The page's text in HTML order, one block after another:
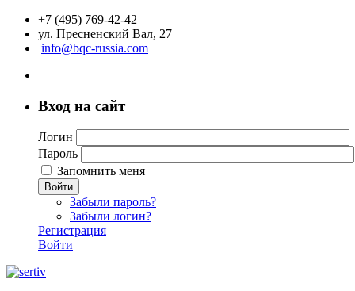
+7 (495) 769-42-42
ул. Пресненский Вал, 27
info@bqc-russia.com
Вход на сайт
Логин
Пароль
Запомнить меня
Войти
Забыли пароль?
Забыли логин?
Регистрация
Войти